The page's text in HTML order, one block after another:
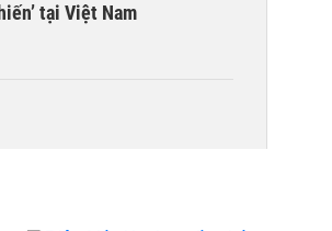
tại Việt Nam
tỷ lệ cao nhất 100%